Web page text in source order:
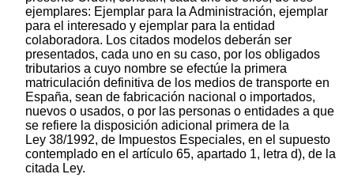
ejemplares: Ejemplar para la Administración, ejemplar
para el interesado y ejemplar para la entidad
colaboradora. Los citados modelos deberán ser
presentados, cada uno en su caso, por los obligados
tributarios a cuyo nombre se efectúe la primera
matriculación definitiva de los medios de transporte en
España, sean de fabricación nacional o importados,
nuevos o usados, o por las personas o entidades a que
se refiere la disposición adicional primera de la
Ley 38/1992, de Impuestos Especiales, en el supuesto
contemplado en el artículo 65, apartado 1, letra d), de la
citada Ley.